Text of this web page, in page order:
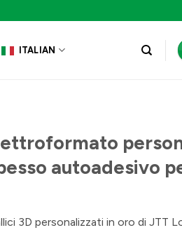
ITALIAN
autoadesivo
3D personalizzati in oro di JTT